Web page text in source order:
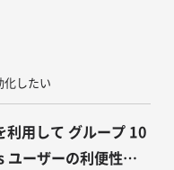
したい
用して グループ 10
ーザーの利便性を